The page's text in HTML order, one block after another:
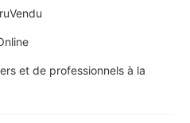
et de professionnels à la